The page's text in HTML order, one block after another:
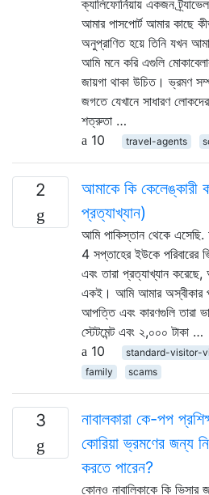
ক্যালিফোর্নিয়ায় একজন
আমার পাসপোর্ট আমার কাছে
অনুপ্রাণিত হয়ে তিনি যখন
আমি মনে করি এগুলি
জায়গা থাকা উচিত। ভ্রমণ
জগতে যেখানে সাধারণ
শত্রুতা …
10
travel-agents
2
আমাকে কি কেলেঙ্কারী
প্রত্যাখ্যান)
আমি পাকিস্তান থেকে
4 সপ্তাহের ইউকে পরিবারের
এবং তারা প্রত্যাখ্যান করেছে,
একই। আমি আমার অস্বীকার
আপত্তি এবং কারণগুলি তারা
স্টেটমেন্ট এবং ২,০০০ টাকা …
10
standard-visitor-
family
scams
3
নাবালকারা কে-পপ
কোরিয়া ভ্রমণের জন্য
করতে পারেন?
কোনও নাবালিকাকে কি